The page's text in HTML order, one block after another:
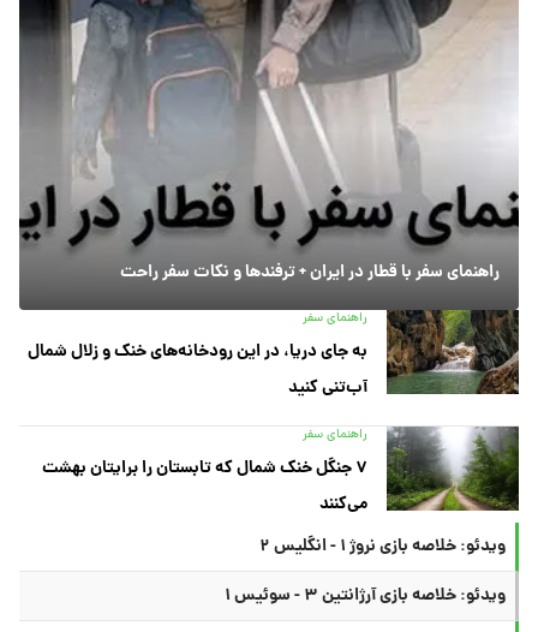
راهنمای سفر با قطار در ایران + ترفندها و نکات سفر راحت
راهنمای سفر
به جای دریا، در این رودخانه‌های خنک و زلال شمال
آب‌تنی کنید
راهنمای سفر
۷ جنگل خنک شمال که تابستان را برایتان بهشت
می‌کنند
ویدئو: خلاصه بازی نروژ ۱ - انگلیس ۲
ویدئو: خلاصه بازی آرژانتین ۳ - سوئیس ۱